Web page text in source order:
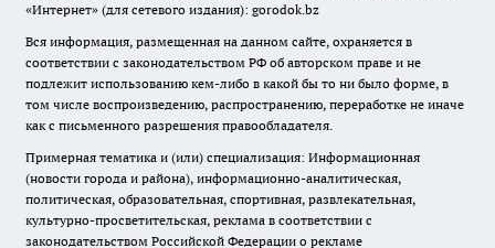
«Интернет» (для сетевого издания): gorodok.bz
Вся информация, размещенная на данном сайте, охраняется в
соответствии с законодательством РФ об авторском праве и не
подлежит использованию кем-либо в какой бы то ни было форме, в
том числе воспроизведению, распространению, переработке не иначе
как с письменного разрешения правообладателя.
Примерная тематика и (или) специализация: Информационная
(новости города и района), информационно-аналитическая,
политическая, образовательная, спортивная, развлекательная,
культурно-просветительская, реклама в соответствии с
законодательством Российской Федерации о рекламе